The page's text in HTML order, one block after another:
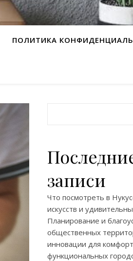
ПОЛИТИКА
записи
Что посмотреть в
искусств и
Планирование и
общественных
инновации для
функциональных